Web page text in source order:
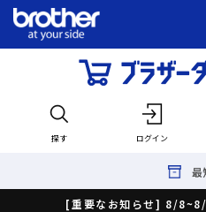
探す ログイン
最短で
[重要なお知らせ] 8/8~8/